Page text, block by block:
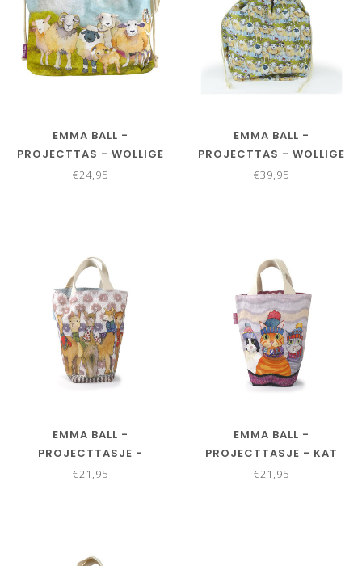
EMMA BALL -
PROJECTTAS - WOLLIGE
SCHAAPJES 40 X 27 CM
€24,95
EMMA BALL -
PROJECTTAS - WOLLIGE
SCHAAPJES 50 X 40 CM
€39,95
EMMA BALL -
PROJECTTASJE -
ALPACA'S EN VRIENDEN
€21,95
EMMA BALL -
PROJECTTASJE - KAT
MET HOED 28 X 28 CM
€21,95